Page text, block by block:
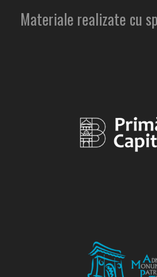
Materiale realizate cu